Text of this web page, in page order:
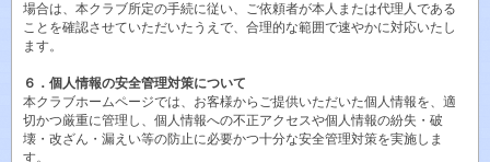
場合は、本クラブ所定の手続に従い、ご依頼者が本人または代理人である
ことを確認させていただいたうえで、合理的な範囲で速やかに対応いたし
ます。
６．個人情報の安全管理対策について
本クラブホームページでは、お客様からご提供いただいた個人情報を、適
切かつ厳重に管理し、個人情報への不正アクセスや個人情報の紛失・破
壊・改ざん・漏えい等の防止に必要かつ十分な安全管理対策を実施しま
す。